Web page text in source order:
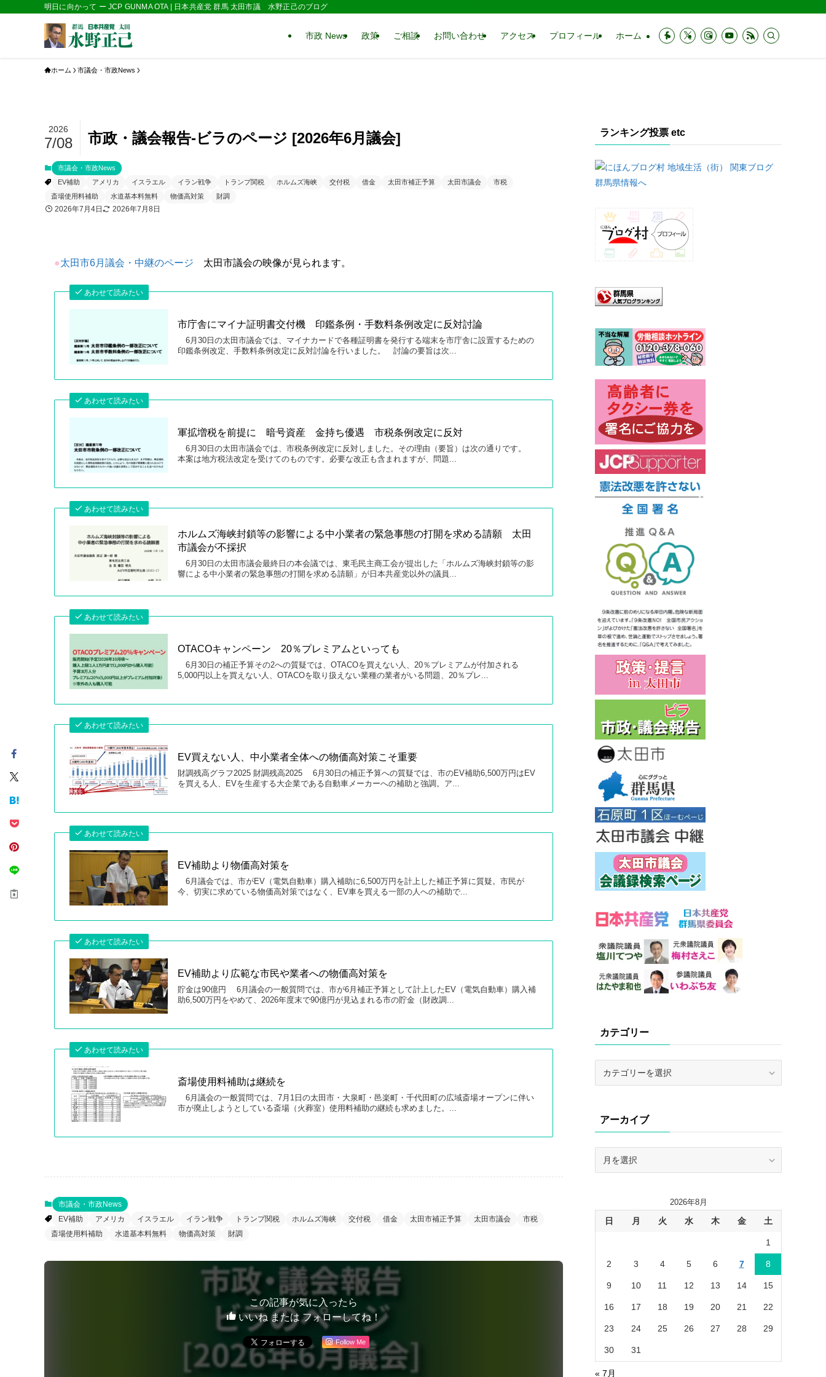
明日に向かって ー JCP GUNMA OTA | 日本共産党 群馬 太田市議 水野正己のブログ
市政 News 政策 ご相談 お問い合わせ アクセス プロフィール ホーム
ホーム 市議会・市政News
市政・議会報告‐ビラのページ [2026年6月議会]
2026
7/08
市議会・市政News
EV補助
アメリカ イスラエル イラン戦争 トランプ関税 ホルムズ海峡 交付税 借金 太田市補正予算 太田市議会
市税
斎場使用料補助
水道基本料無料 物価高対策 財調
2026年7月4日 2026年7月8日
●太田市6月議会・中継のページ 太田市議会の映像が見られます。
あわせて読みたい
市庁舎にマイナ証明書交付機 印鑑条例・手数料条例改定に反対討論
6月30日の太田市議会では、マイナカードで各種証明書を発行する端末を市庁舎に設置するための
印鑑条例改定、手数料条例改定に反対討論を行いました。 討論の要旨は次...
あわせて読みたい
軍拡増税を前提に 暗号資産 金持ち優遇 市税条例改定に反対
6月30日の太田市議会では、市税条例改定に反対しました。その理由（要旨）は次の通りです。
本案は地方税法改定を受けてのものです。必要な改正も含まれますが、問題...
あわせて読みたい
ホルムズ海峡封鎖等の影響による中小業者の緊急事態の打開を求める請願 太田
市議会が不採択
6月30日の太田市議会最終日の本会議では、東毛民主商工会が提出した「ホルムズ海峡封鎖等の影
響による中小業者の緊急事態の打開を求める請願」が日本共産党以外の議員...
あわせて読みたい
OTACOキャンペーン 20％プレミアムといっても
6月30日の補正予算その2への質疑では、OTACOを買えない人、20％プレミアムが付加される
5,000円以上を買えない人、OTACOを取り扱えない業種の業者がいる問題、20％プレ...
あわせて読みたい
EV買えない人、中小業者全体への物価高対策こそ重要
財調残高グラフ2025 財調残高2025 6月30日の補正予算への質疑では、市のEV補助6,500万円はEV
を買える人、EVを生産する大企業である自動車メーカーへの補助と強調。ア...
あわせて読みたい
EV補助より物価高対策を
6月議会では、市がEV（電気自動車）購入補助に6,500万円を計上した補正予算に質疑。市民が
今、切実に求めている物価高対策ではなく、EV車を買える一部の人への補助で...
あわせて読みたい
EV補助より広範な市民や業者への物価高対策を
貯金は90億円 6月議会の一般質問では、市が6月補正予算として計上したEV（電気自動車）購入補
助6,500万円をやめて、2026年度末で90億円が見込まれる市の貯金（財政調...
あわせて読みたい
斎場使用料補助は継続を
6月議会の一般質問では、7月1日の太田市・大泉町・邑楽町・千代田町の広域斎場オープンに伴い
市が廃止しようとしている斎場（火葬室）使用料補助の継続も求めました。...
市議会・市政News
EV補助
アメリカ イスラエル イラン戦争 トランプ関税 ホルムズ海峡 交付税 借金 太田市補正予算 太田市議会
市税
斎場使用料補助
水道基本料無料 物価高対策 財調
この記事が気に入ったら
いいね または フォローしてね！
Follow Me
ランキング投票 etc
カテゴリー
ーアーカイブ
2026年8月
日 月 火 水 木 金 土
1
2 3 4 5 6 7 8
9 10 11 12 13 14 15
16 17 18 19 20 21 22
23 24 25 26 27 28 29
30 31
« 7月